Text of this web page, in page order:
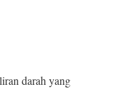
darah yang